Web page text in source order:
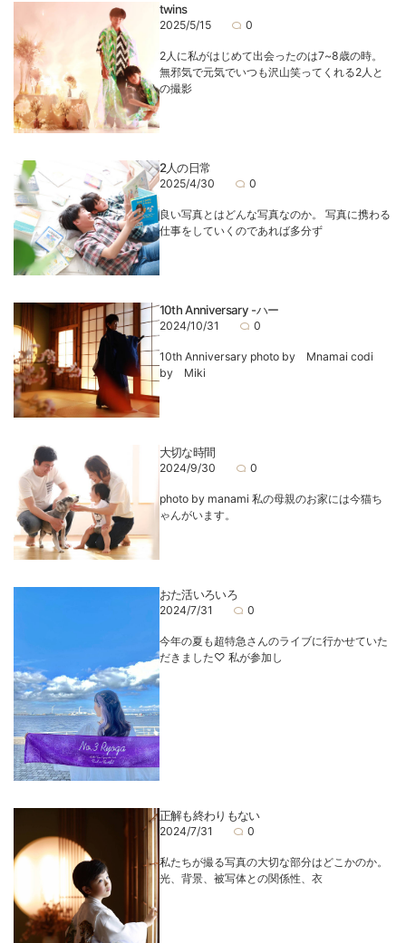
twins
2025/5/15 0
2人に私がはじめて出会ったのは7~8歳の時。
無邪気で元気でいつも沢山笑ってくれる2人と
の撮影
2人の日常
2025/4/30 0
良い写真とはどんな写真なのか。 写真に携わる
仕事をしていくのであれば多分ず
10th Anniversary -ハー
2024/10/31 0
10th Anniversary photo by Mnamai codi
by Miki
大切な時間
2024/9/30 0
photo by manami 私の母親のお家には今猫ち
ゃんがいます。
おた活いろいろ
2024/7/31 0
今年の夏も超特急さんのライブに行かせていた
だきました♡ 私が参加し
正解も終わりもない
2024/7/31 0
私たちが撮る写真の大切な部分はどこかのか。
光、背景、被写体との関係性、衣